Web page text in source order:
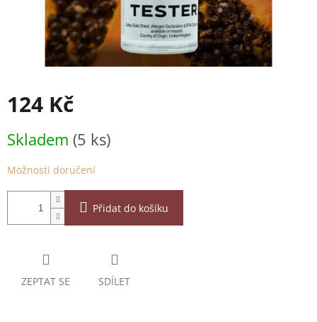
124 Kč
cena:
Skladem (5 ks)
Možnosti doručení
Přidat do košíku
ZEPTAT SE SDÍLET